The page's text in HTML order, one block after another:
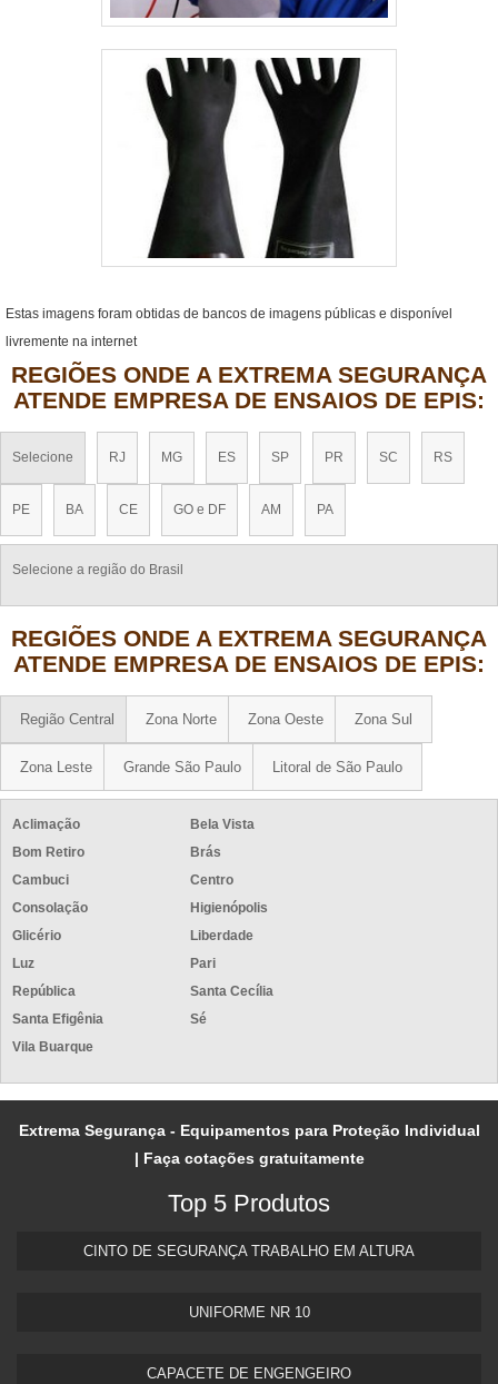
Estas imagens foram obtidas de bancos de imagens públicas e disponível
livremente na internet
REGIÕES ONDE A EXTREMA SEGURANÇA
ATENDE EMPRESA DE ENSAIOS DE EPIS:
Selecione RJ MG ES SP PR SC RS
PE BA CE GO e DF AM PA
Selecione a região do Brasil
REGIÕES ONDE A EXTREMA SEGURANÇA
ATENDE EMPRESA DE ENSAIOS DE EPIS:
Região Central Zona Norte Zona Oeste Zona Sul
Zona Leste Grande São Paulo Litoral de São Paulo
Aclimação
Bela Vista
Bom Retiro
Brás
Cambuci
Centro
Consolação
Higienópolis
Glicério
Liberdade
Luz
Pari
República
Santa Cecília
Santa Efigênia
Sé
Vila Buarque
Extrema Segurança - Equipamentos para Proteção Individual
| Faça cotações gratuitamente
Top 5 Produtos
CINTO DE SEGURANÇA TRABALHO EM ALTURA
UNIFORME NR 10
CAPACETE DE ENGENGEIRO